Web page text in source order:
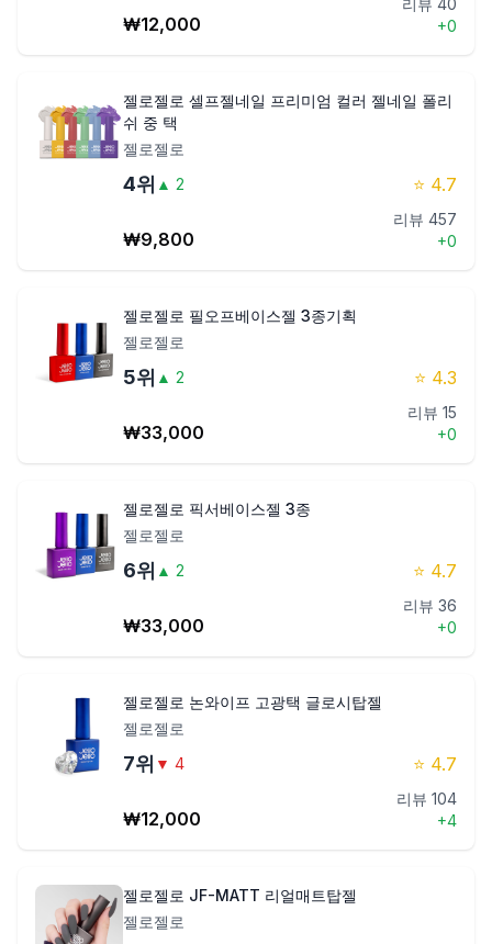
₩12,000
리뷰 40
+0
젤로젤로 셀프젤네일 프리미엄 컬러 젤네일 폴리
쉬 중 택
젤로젤로
4위 ▲ 2 ⭐ 4.7
₩9,800
리뷰 457
+0
젤로젤로 필오프베이스젤 3종기획
젤로젤로
5위 ▲ 2 ⭐ 4.3
₩33,000
리뷰 15
+0
젤로젤로 픽서베이스젤 3종
젤로젤로
6위 ▲ 2 ⭐ 4.7
₩33,000
리뷰 36
+0
젤로젤로 논와이프 고광택 글로시탑젤
젤로젤로
7위 ▼ 4 ⭐ 4.7
₩12,000
리뷰 104
+4
젤로젤로 JF-MATT 리얼매트탑젤
젤로젤로